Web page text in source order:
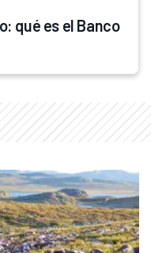
qué es el Banco